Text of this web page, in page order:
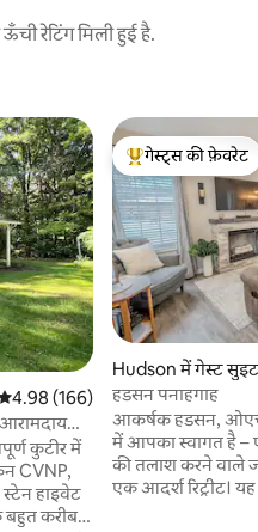
रेटिंग मिली हुई है.
रेटिंग 5 में से 4.98, 166 समीक्षाएँ
4.98 (166)
कुटीर में
CVNP,
हाइवेट
करीब!
गेस्ट्स का टॉप फ़ेवरेट
गेस्ट्स की फ़ेवरेट
Hudson में गेस्ट सुइट
हडसन पनाहगाह
आकर्षक हडसन,
में आपका स्वागत है –
की तलाश करने वाले
एक आदर्श रिट्रीट।